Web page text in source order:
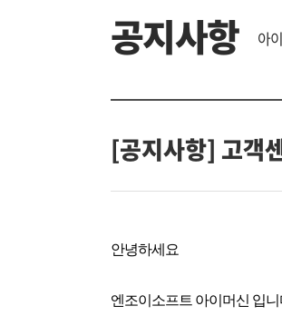
공지사항 아
[공지사항] 고객
안녕하세요
엔조이소프트 아이머신 입니